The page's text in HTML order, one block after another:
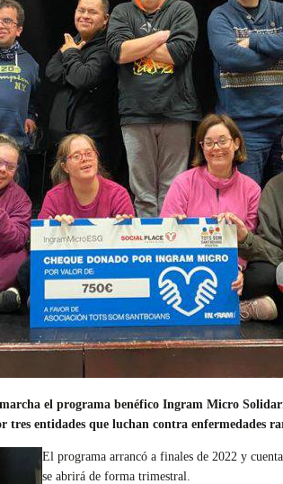
el programa benéfico Ingram Micro
tres entidades que luchan contra enfermedades
El programa arrancó a finales de 2022 y
se abrirá de forma trimestral.